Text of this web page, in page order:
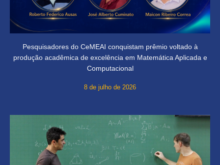
Pesquisadores do CeMEAI conquistam prêmio voltado à
produção acadêmica de excelência em Matemática Aplicada e
Computacional
8 de julho de 2026